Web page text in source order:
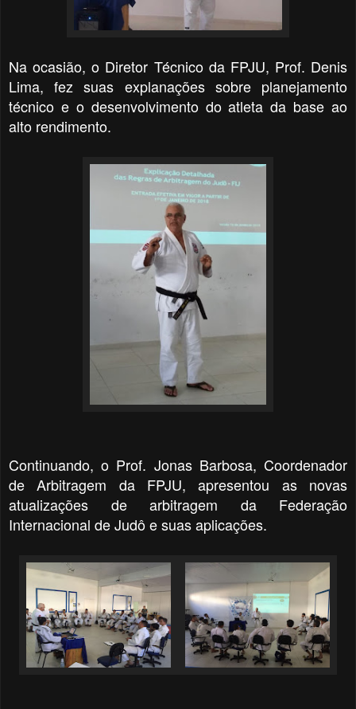
Na ocasião, o Diretor Técnico da FPJU, Prof. Denis
Lima, fez suas explanações sobre planejamento
técnico e o desenvolvimento do atleta da base ao
alto rendimento.
Continuando, o Prof. Jonas Barbosa, Coordenador
de Arbitragem da FPJU, apresentou as novas
atualizações de arbitragem da Federação
Internacional de Judô e suas aplicações.